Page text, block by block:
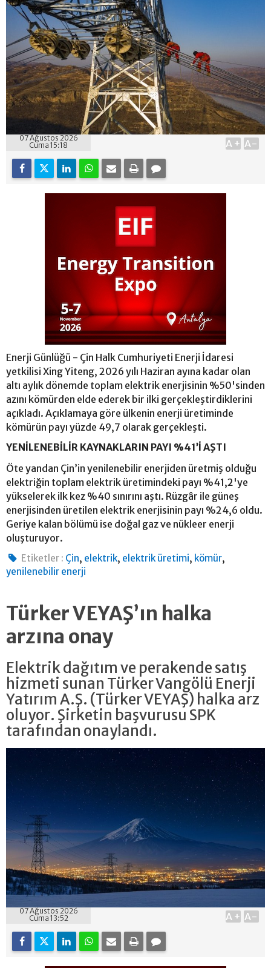
07 Ağustos 2026
Cuma 15:18
A+ A-
Enerji Günlüğü - Çin Halk Cumhuriyeti Enerji İdaresi
yetkilisi Xing Yiteng, 2026 yılı Haziran ayına kadar olan
altı aylık dönemde toplam elektrik enerjisinin %50'sinden
azını kömürden elde ederek bir ilki gerçekleştirdiklerini
açıkladı. Açıklamaya göre ülkenin enerji üretiminde
kömürün payı yüzde 49,7 olarak gerçekleşti.
YENİLENEBİLİR KAYNAKLARIN PAYI %41’İ AŞTI
Öte yandan Çin’in yenilenebilir enerjiden üretmiş olduğu
elektriğin toplam elektrik üretimindeki payı %41,2'ye
yükselerek ilk kez %40 sınırını aştı. Rüzgâr ile güneş
enerjisinden üretilen elektrik enerjisinin payı %24,6 oldu.
Geriye kalan bölümü ise doğal gaz ve nükleer enerji
oluşturuyor.
Etiketler : Çin, elektrik, elektrik üretimi, kömür,
yenilenebilir enerji
Türker VEYAŞ’ın halka
arzına onay
Elektrik dağıtım ve perakende satış
hizmeti sunan Türker Vangölü Enerji
Yatırım A.Ş. (Türker VEYAŞ) halka arz
oluyor. Şirketin başvurusu SPK
tarafından onaylandı.
07 Ağustos 2026
Cuma 13:52
A+ A-